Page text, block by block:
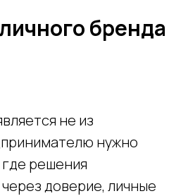
бренда
не из
нужно
решения
доверие, личные